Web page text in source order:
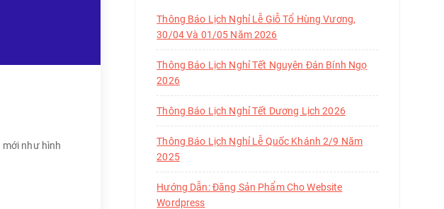
mới như hình
Thông Báo Lịch Nghỉ Lễ Giỗ Tổ Hùng Vương,
30/04 Và 01/05 Năm 2026
Thông Báo Lịch Nghỉ Tết Nguyên Đán Bính Ngọ
2026
Thông Báo Lịch Nghỉ Tết Dương Lịch 2026
Thông Báo Lịch Nghỉ Lễ Quốc Khánh 2/9 Năm
2025
Hướng Dẫn: Đăng Sản Phẩm Cho Website
Wordpress